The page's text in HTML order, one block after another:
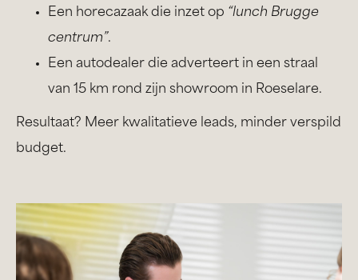
Een horecazaak die inzet op “lunch Brugge
centrum”.
Een autodealer die adverteert in een straal
van 15 km rond zijn showroom in Roeselare.
Resultaat? Meer kwalitatieve leads, minder verspild
budget.